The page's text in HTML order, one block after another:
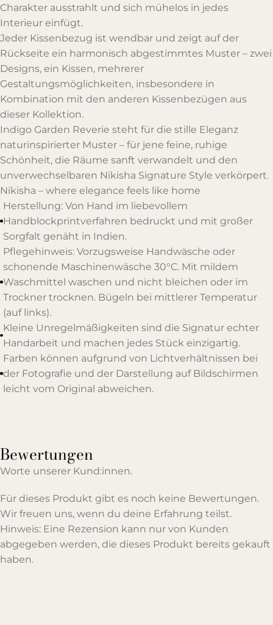
Charakter ausstrahlt und sich mühelos in jedes
Interieur einfügt.
Jeder Kissenbezug ist wendbar und zeigt auf der
Rückseite ein harmonisch abgestimmtes Muster – zwei
Designs, ein Kissen, mehrerer
Gestaltungsmöglichkeiten, insbesondere in
Kombination mit den anderen Kissenbezügen aus
dieser Kollektion.
Indigo Garden Reverie steht für die stille Eleganz
naturinspirierter Muster – für jene feine, ruhige
Schönheit, die Räume sanft verwandelt und den
unverwechselbaren Nikisha Signature Style verkörpert.
Nikisha – where elegance feels like home
Herstellung: Von Hand im liebevollem
Handblockprintverfahren bedruckt und mit großer
Sorgfalt genäht in Indien.
Pflegehinweis: Vorzugsweise Handwäsche oder
schonende Maschinenwäsche 30°C. Mit mildem
Waschmittel waschen und nicht bleichen oder im
Trockner trocknen. Bügeln bei mittlerer Temperatur
(auf links).
Kleine Unregelmäßigkeiten sind die Signatur echter
Handarbeit und machen jedes Stück einzigartig.
Farben können aufgrund von Lichtverhältnissen bei
der Fotografie und der Darstellung auf Bildschirmen
leicht vom Original abweichen.
Bewertungen
Worte unserer Kund:innen.
Für dieses Produkt gibt es noch keine Bewertungen.
Wir freuen uns, wenn du deine Erfahrung teilst.
Hinweis: Eine Rezension kann nur von Kunden
abgegeben werden, die dieses Produkt bereits gekauft
haben.